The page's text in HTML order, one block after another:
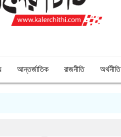
আন্তর্জাতিক রাজনীতি অর্থনীতি